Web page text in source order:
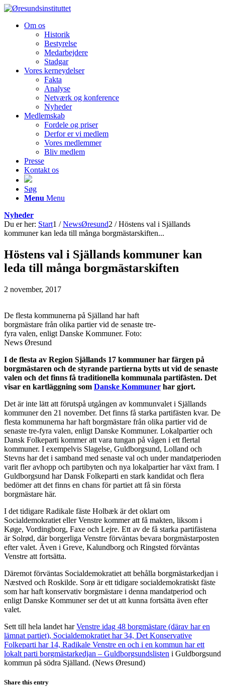
Om os
Historik
Bestyrelse
Medarbejdere
Stadgar
Vores kerneydelser
Fakta
Analyse
Netværk og konference
Nyheder
Medlemskab
Fordele og priser
Derfor er vi medlem
Vores medlemmer
Bliv medlem
Presse
Kontakt os
Søg
Menu Menu
Nyheder
Du er her: Start1 / NewsØresund2 / Höstens val i Själlands
kommuner kan leda till många borgmästarskiften...
Höstens val i Själlands kommuner kan
leda till många borgmästarskiften
2 november, 2017
De flesta kommunerna på Själland har haft
borgmästare från olika partier vid de senaste tre-
fyra valen, enligt Danske Kommuner. Foto:
News Øresund
I de flesta av Region Själlands 17 kommuner har färgen på
borgmästaren och de styrande partierna bytts ut vid de senaste
valen och det finns få traditionella kommunala partifästen. Det
visar en kartläggning som Danske Kommuner har gjort.
Det är inte lätt att förutspå utgången av kommunvalet i Själlands
kommuner den 21 november. Det finns få starka partifästen kvar. De
flesta kommunerna har haft borgmästare från olika partier vid de
senaste tre-fyra valen, enligt Danske Kommuner. Lokalpartier och
Dansk Folkeparti kommer att vara tungan på vågen i ett flertal
kommuner. I exempelvis Slagelse, Guldborgsund, Lolland och
Stevns har det i samband med senaste val och under mandatperioden
varit fler avhopp och partibyten och nya lokalpartier har växt fram. I
Guldborgsund har Dansk Folkeparti en stark kandidat och flera
bedömer att det finns en chans för partiet att få sin första
borgmästare här.
I det tidigare Radikale fäste Holbæk är det oklart om
Socialdemokratiet eller Venstre kommer att få makten, liksom i
Køge, Vordingborg, Faxe och Lejre. Ett av de få starka partifästena
är Solrød, där borgerliga Venstre förväntas bevara borgmästarposten
efter valet. Även i Greve, Kalundborg och Ringsted förväntas
Venstre att fortsätta.
Däremot förväntas Socialdemokratiet att behålla borgmästarkedjan i
Næstved och Roskilde. Sorø är ett tidigare socialdemokratiskt fäste
som har haft konservativ borgmästare i denna mandatperiod och
enligt Danske Kommuner ser det ut att kunna fortsätta även efter
valet.
Sett till hela landet harVenstre idag 48 borgmästare (därav har en
lämnat partiet), Socialdemokratiet har 34, Det Konservative
Folkeparti har 14, Radikale Venstre en och i en kommun har ett
lokalt parti borgmästarkedjan – Guldborgsundslisten i Guldborgsund
kommun på södra Själland. (News Øresund)
Share this entry